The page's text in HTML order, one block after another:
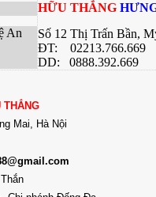
An
HỮU THẮNG
Số 12 Thị Trấn Bần,
ĐT: 02213.766.669
DD: 0888.392.669
THẮNG
Mai, Hà Nội